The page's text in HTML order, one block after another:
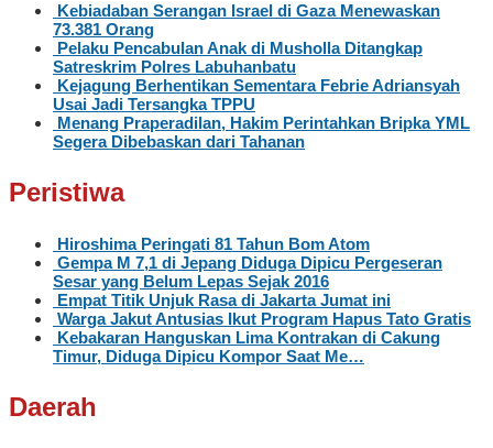
Kebiadaban Serangan Israel di Gaza Menewaskan
73.381 Orang
Pelaku Pencabulan Anak di Musholla Ditangkap
Satreskrim Polres Labuhanbatu
Kejagung Berhentikan Sementara Febrie Adriansyah
Usai Jadi Tersangka TPPU
Menang Praperadilan, Hakim Perintahkan Bripka YML
Segera Dibebaskan dari Tahanan
Peristiwa
Hiroshima Peringati 81 Tahun Bom Atom
Gempa M 7,1 di Jepang Diduga Dipicu Pergeseran
Sesar yang Belum Lepas Sejak 2016
Empat Titik Unjuk Rasa di Jakarta Jumat ini
Warga Jakut Antusias Ikut Program Hapus Tato Gratis
Kebakaran Hanguskan Lima Kontrakan di Cakung
Timur, Diduga Dipicu Kompor Saat Me…
Daerah